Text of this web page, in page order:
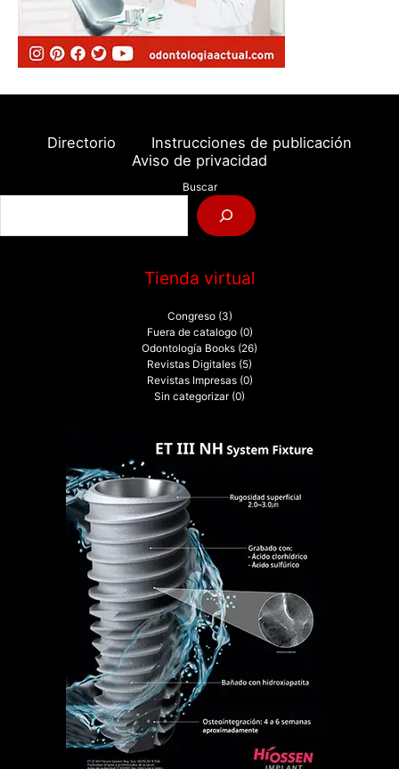
Directorio
Instrucciones de publicación
Aviso de privacidad
Buscar
Tienda virtual
Congreso (3)
Fuera de catalogo (0)
Odontología Books (26)
Revistas Digitales (5)
Revistas Impresas (0)
Sin categorizar (0)